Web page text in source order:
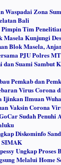
Waspadai Zona
Bali
Tim
Masela Kunjungi
Blok Masela,
PJU Polres
dan Suami Sambut
Pemkab dan
Virus Corona
Ijinkan Ilmuan
Vaksin Corona
Sudah Penuhi
Diskominfo
Ungkap Proses
Melalui Home